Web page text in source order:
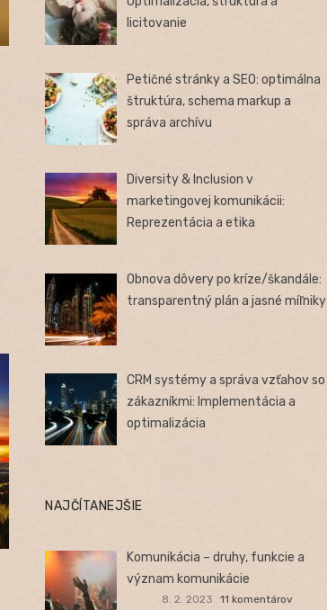
licitovanie
Petičné stránky a SEO: optimálna
štruktúra, schema markup a
správa archívu
Diversity & Inclusion v
marketingovej komunikácii:
Reprezentácia a etika
Obnova dôvery po kríze/škandále:
transparentný plán a jasné míľniky
CRM systémy a správa vzťahov so
zákazníkmi: Implementácia a
optimalizácia
NAJČÍTANEJŠIE
Komunikácia – druhy, funkcie a
význam komunikácie
8. 2. 2023 11 komentárov